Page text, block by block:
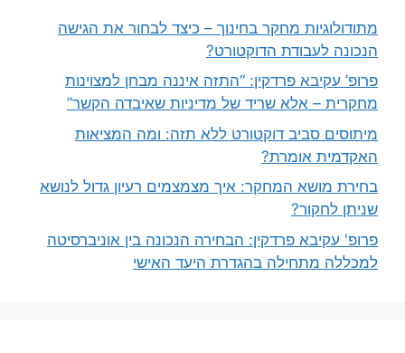
מתודולוגיות מחקר בחינוך – כיצד לבחור את הגישה
הנכונה לעבודת הדוקטורט?
פרופ’ עקיבא פרדקין: “התזה איננה מבחן למצוינות
מחקרית – אלא שריד של מדיניות שאיבדה הקשר”
מיתוסים סביב דוקטורט ללא תזה: ומה המציאות
האקדמית אומרת?
בחירת מושא המחקר: איך מצמצמים רעיון גדול לנושא
שניתן לחקור?
פרופ' עקיבא פרדקין: הבחירה הנכונה בין אוניברסיטה
למכללה מתחילה בהגדרת היעד האישי